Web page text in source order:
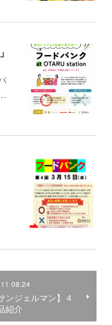
08:24
ンジェルマン】４
紹介